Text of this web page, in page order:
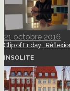
21 octobre 2016
Clip of Friday :
INSOLITE